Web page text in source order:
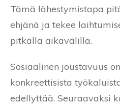
Tämä lähestymistapa
ehjänä ja tekee
pitkällä aikavälillä.
Sosiaalinen joustavuus
konkreettisista
edellyttää. Seuraavaksi